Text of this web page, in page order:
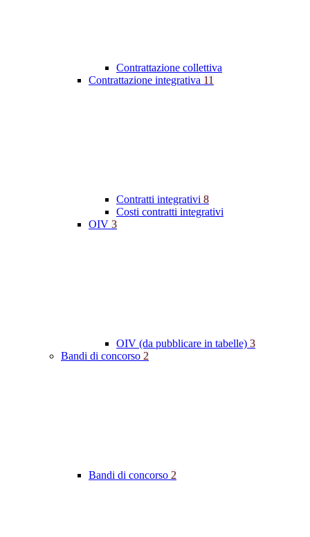
Contrattazione collettiva
Contrattazione integrativa 11
Contratti integrativi 8
Costi contratti integrativi
OIV 3
OIV (da pubblicare in tabelle) 3
Bandi di concorso 2
Bandi di concorso 2